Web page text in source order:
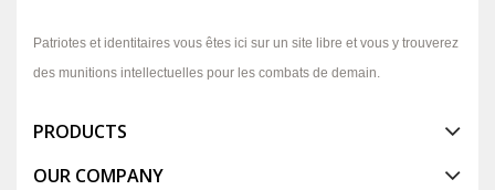
Patriotes et identitaires vous êtes ici sur un site libre et vous y trouverez
des munitions intellectuelles pour les combats de demain.
PRODUCTS
OUR COMPANY